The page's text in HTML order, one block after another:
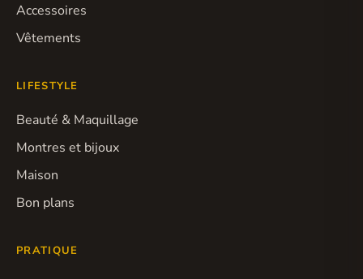
Accessoires
Vêtements
LIFESTYLE
Beauté & Maquillage
Montres et bijoux
Maison
Bon plans
PRATIQUE